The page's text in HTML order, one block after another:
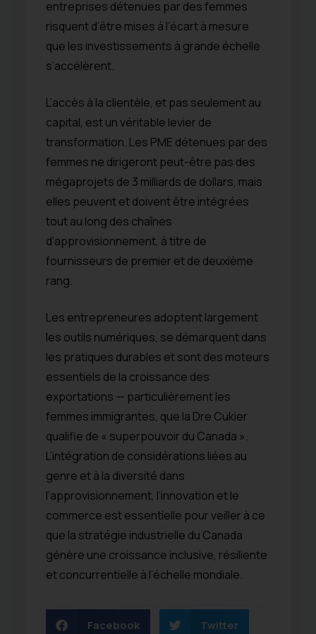
entreprises détenues par des femmes
risquent d’être mises à l’écart à mesure
que les investissements à grande échelle
s’accélèrent.
L’accès à la clientèle, et pas seulement au
capital, est un véritable levier de
transformation. Les PME détenues par des
femmes ne dirigeront peut-être pas des
mégaprojets de 3 milliards de dollars, mais
elles peuvent et doivent être intégrées
tout au long des chaînes
d’approvisionnement, à titre de
fournisseurs de premier et de deuxième
rang.
Les entrepreneures adoptent largement
les outils numériques, se démarquent dans
les pratiques durables et sont des moteurs
essentiels de la croissance des
exportations — particulièrement les
femmes immigrantes, que la Dre Cukier
qualifie de « superpouvoir du Canada ».
L’intégration de considérations liées au
genre et à la diversité dans
l’approvisionnement, l’innovation et le
commerce est essentielle pour veiller à ce
que la stratégie industrielle du Canada
génère une croissance inclusive, résiliente
et concurrentielle à l’échelle mondiale.
Facebook Twitter